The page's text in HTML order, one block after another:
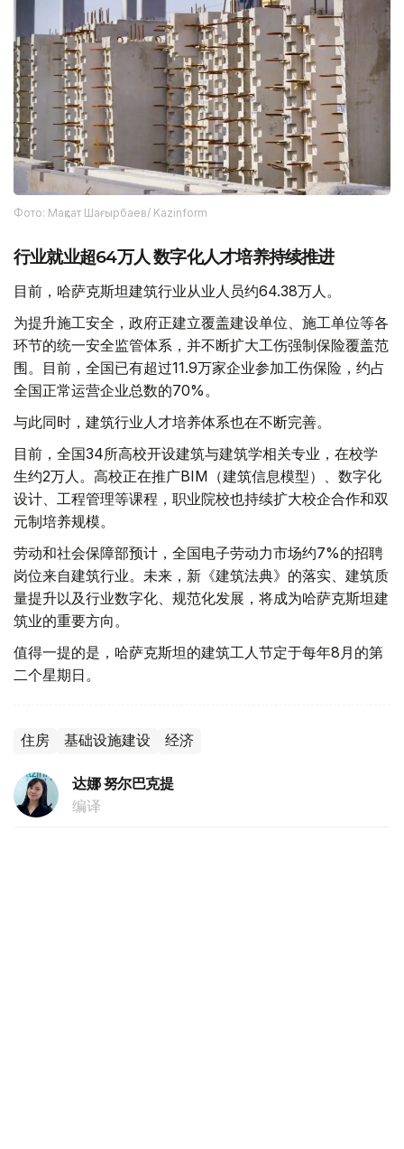
Фото: Мақсат Шағырбаев/ Kazinform
行业就业超64万人 数字化人才培养持续推进
目前，哈萨克斯坦建筑行业从业人员约64.38万人。
为提升施工安全，政府正建立覆盖建设单位、施工单位等各
环节的统一安全监管体系，并不断扩大工伤强制保险覆盖范
围。目前，全国已有超过11.9万家企业参加工伤保险，约占
全国正常运营企业总数的70%。
与此同时，建筑行业人才培养体系也在不断完善。
目前，全国34所高校开设建筑与建筑学相关专业，在校学
生约2万人。高校正在推广BIM（建筑信息模型）、数字化
设计、工程管理等课程，职业院校也持续扩大校企合作和双
元制培养规模。
劳动和社会保障部预计，全国电子劳动力市场约7%的招聘
岗位来自建筑行业。未来，新《建筑法典》的落实、建筑质
量提升以及行业数字化、规范化发展，将成为哈萨克斯坦建
筑业的重要方向。
值得一提的是，哈萨克斯坦的建筑工人节定于每年8月的第
二个星期日。
住房 基础设施建设 经济
达娜 努尔巴克提
编译